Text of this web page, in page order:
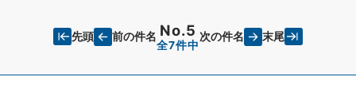
先頭 前の件名 No.5
全7件中
次の件名 末尾